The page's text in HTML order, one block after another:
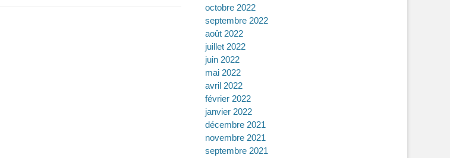
octobre 2022
septembre 2022
août 2022
juillet 2022
juin 2022
mai 2022
avril 2022
février 2022
janvier 2022
décembre 2021
novembre 2021
septembre 2021